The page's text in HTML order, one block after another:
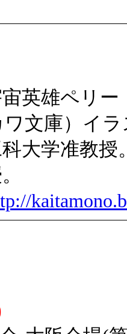
英雄ペリ
文庫）イ
大学准教授